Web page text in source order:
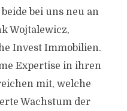
bei uns neu an
Wojtalewicz,
Invest Immobilien.
Expertise in ihren
mit, welche
Wachstum der